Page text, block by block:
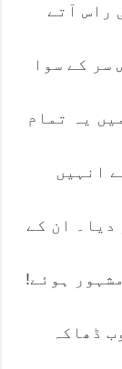
راس آتے
سر کے سوا
یہ تمام
انہیں
دیا۔ ان کے
ہوئے!
ڈھاکہ